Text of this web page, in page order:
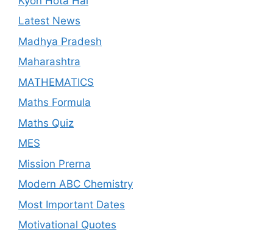
Latest News
Madhya Pradesh
Maharashtra
MATHEMATICS
Maths Formula
Maths Quiz
MES
Mission Prerna
Modern ABC Chemistry
Most Important Dates
Motivational Quotes